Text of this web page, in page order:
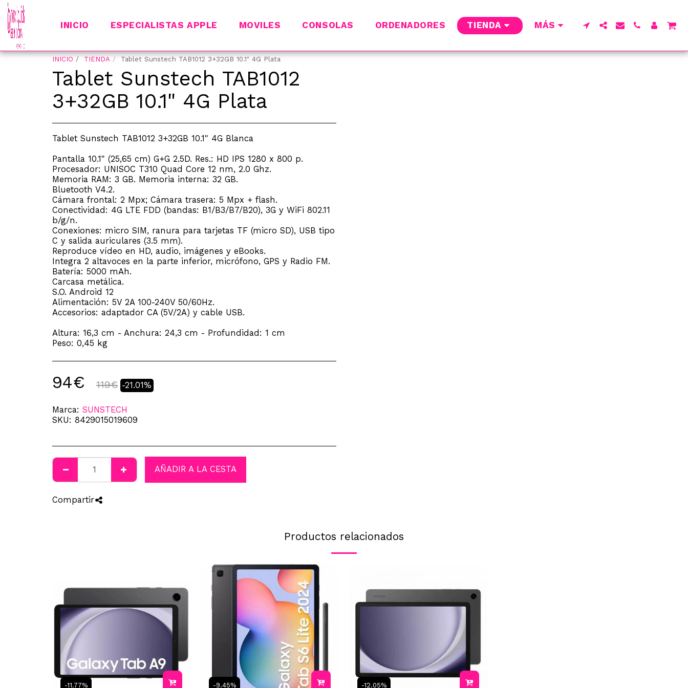
INICIO ESPECIALISTAS APPLE MOVILES CONSOLAS ORDENADORES TIENDA MÁS
INICIO TIENDA Tablet Sunstech TAB1012 3+32GB 10.1" 4G Plata
Tablet Sunstech TAB1012
3+32GB 10.1" 4G Plata
Tablet Sunstech TAB1012 3+32GB 10.1" 4G Blanca
Pantalla 10.1" (25,65 cm) G+G 2.5D. Res.: HD IPS 1280 x 800 p.
Procesador: UNISOC T310 Quad Core 12 nm, 2.0 Ghz.
Memoria RAM: 3 GB. Memoria interna: 32 GB.
Bluetooth V4.2.
Cámara frontal: 2 Mpx; Cámara trasera: 5 Mpx + flash.
Conectividad: 4G LTE FDD (bandas: B1/B3/B7/B20), 3G y WiFi 802.11
b/g/n.
Conexiones: micro SIM, ranura para tarjetas TF (micro SD), USB tipo
C y salida auriculares (3.5 mm).
Reproduce vídeo en HD, audio, imágenes y eBooks.
Integra 2 altavoces en la parte inferior, micrófono, GPS y Radio FM.
Batería: 5000 mAh.
Carcasa metálica.
S.O. Android 12
Alimentación: 5V 2A 100-240V 50/60Hz.
Accesorios: adaptador CA (5V/2A) y cable USB.
Altura: 16,3 cm - Anchura: 24,3 cm - Profundidad: 1 cm
Peso: 0,45 kg
94€ 119€ -21.01%
Marca: SUNSTECH
SKU: 8429015019609
AÑADIR A LA CESTA
Compartir
Productos relacionados
-11.77% -9.45% -12.05%